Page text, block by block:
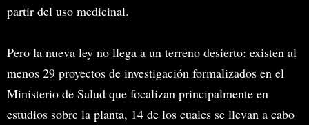
partir del uso medicinal.
Pero la nueva ley no llega a un terreno desierto: existen al
menos 29 proyectos de investigación formalizados en el
Ministerio de Salud que focalizan principalmente en
estudios sobre la planta, 14 de los cuales se llevan a cabo